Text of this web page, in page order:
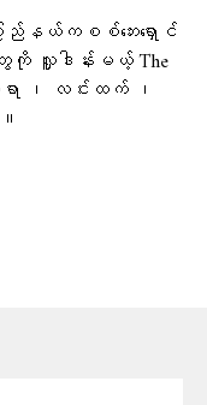
နယ်ကစစ်ဘေးရှောင်
ကို လှူဒါန်းမယ့် The
ါရာ ၊ လင်းထက် ၊